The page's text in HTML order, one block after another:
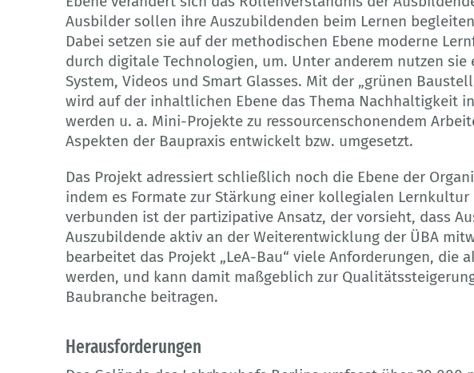
Ausbilder sollen ihre Auszubildenden beim Lernen
Dabei setzen sie auf der methodischen Ebene moderne
durch digitale Technologien, um. Unter anderem nutzen sie
System, Videos und Smart Glasses. Mit der „grünen
wird auf der inhaltlichen Ebene das Thema Nachhaltigkeit
werden u. a. Mini-Projekte zu ressourcenschonendem
Aspekten der Baupraxis entwickelt bzw. umgesetzt.
Das Projekt adressiert schließlich noch die Ebene der
indem es Formate zur Stärkung einer kollegialen
verbunden ist der partizipative Ansatz, der vorsieht, dass
Auszubildende aktiv an der Weiterentwicklung der ÜBA
bearbeitet das Projekt „LeA-Bau“ viele Anforderungen, die
werden, und kann damit maßgeblich zur
Baubranche beitragen.
Herausforderungen